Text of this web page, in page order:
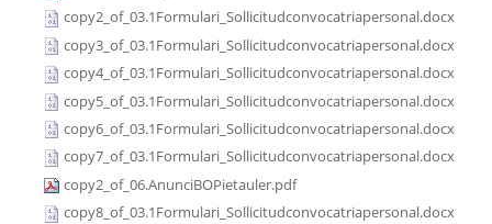
copy2_of_03.1Formulari_Sollicitudconvocatriapersonal.docx
copy3_of_03.1Formulari_Sollicitudconvocatriapersonal.docx
copy4_of_03.1Formulari_Sollicitudconvocatriapersonal.docx
copy5_of_03.1Formulari_Sollicitudconvocatriapersonal.docx
copy6_of_03.1Formulari_Sollicitudconvocatriapersonal.docx
copy7_of_03.1Formulari_Sollicitudconvocatriapersonal.docx
copy2_of_06.AnunciBOPietauler.pdf
copy8_of_03.1Formulari_Sollicitudconvocatriapersonal.docx